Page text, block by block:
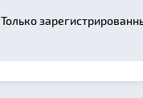
Только